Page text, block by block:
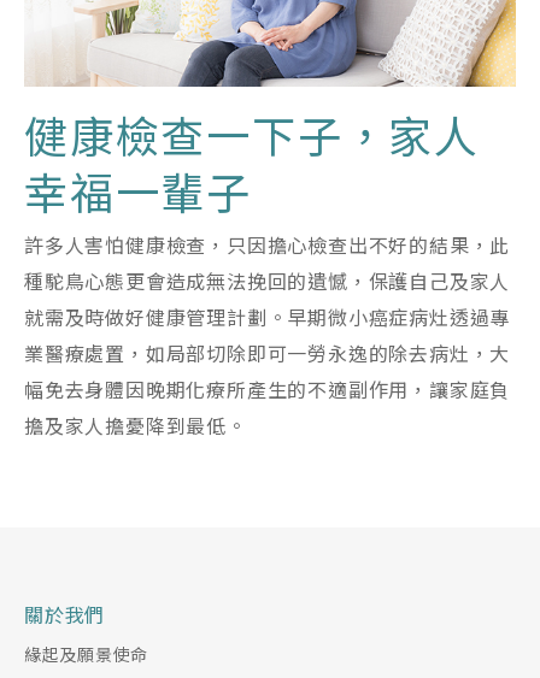
健康檢查一下子，家人
幸福一輩子
許多人害怕健康檢查，只因擔心檢查出不好的結果，此
種駝鳥心態更會造成無法挽回的遺憾，保護自己及家人
就需及時做好健康管理計劃。早期微小癌症病灶透過專
業醫療處置，如局部切除即可一勞永逸的除去病灶，大
幅免去身體因晚期化療所產生的不適副作用，讓家庭負
擔及家人擔憂降到最低。
關於我們
緣起及願景使命